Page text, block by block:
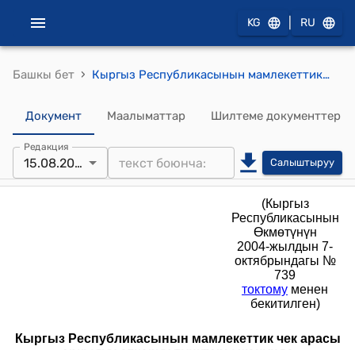
KG RU
Башкы бет › Кыргыз Республикасынын мамлекеттик чек арасы аркылуу өткөрүү пунктары жөнүндө (Кыргыз Республикасынын Өкмөтүнүн 2004-жылдын 7-октябрындагы № 739 токтому менен бекитилген) жобо
Документ Маалыматтар Шилтеме документтер
Редакция
15.08.2024 Салыштыруу